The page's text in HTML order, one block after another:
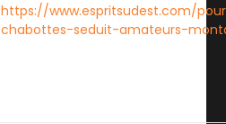
https://www.espritsudest.com/
chabottes-seduit-amateurs-